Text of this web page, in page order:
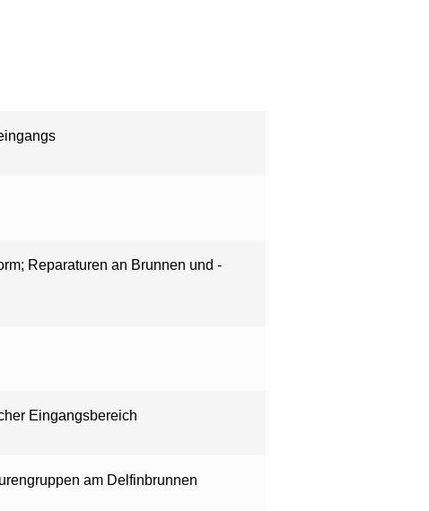
Reparaturen an Brunnen und -
Eingangsbereich
am Delfinbrunnen